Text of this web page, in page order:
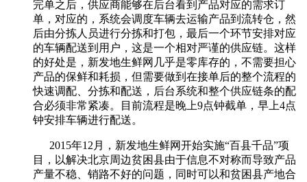
完单之后，供应商能够在后台看到产品对应的需求订
单，对应的，系统会调度车辆去运输产品到流转仓，然
后由分拣人员进行分拣和打包，最后一个环节安排对应
的车辆配送到用户，这是一个相对严谨的供应链。这样
的好处是，新发地生鲜网几乎是零库存的，不需要担心
产品的保鲜和耗损，但需要做到在接单后的整个流程的
快速调配、分拣和配送，后台系统和整个供应链条的配
合必须非常紧凑。目前流程是晚上9点钟截单，早上4点
钟安排车辆进行配送。
2015年12月，新发地生鲜网开始实施“百县千品”项
目，以解决北京周边贫困县由于信息不对称而导致产品
产量不稳、销路不好的问题，同时可以和贫困县产地合